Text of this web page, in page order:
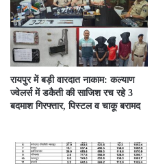
रायपुर में बड़ी वारदात नाकाम: कल्याण
ज्वेलर्स में डकैती की साजिश रच रहे 3
बदमाश गिरफ्तार, पिस्टल व चाकू बरामद